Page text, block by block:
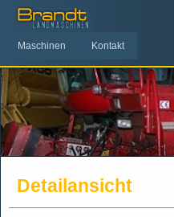
Maschinen Kontakt
Detailansicht